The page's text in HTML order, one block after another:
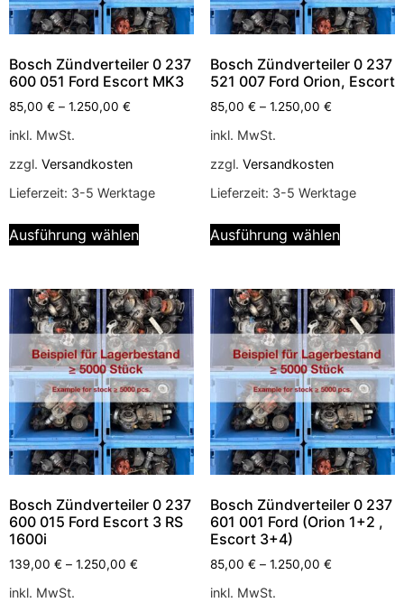
Bosch Zündverteiler 0 237
600 051 Ford Escort MK3
85,00 € – 1.250,00 €
inkl. MwSt.
zzgl. Versandkosten
Lieferzeit: 3-5 Werktage
Ausführung wählen
Bosch Zündverteiler 0 237
521 007 Ford Orion, Escort
85,00 € – 1.250,00 €
inkl. MwSt.
zzgl. Versandkosten
Lieferzeit: 3-5 Werktage
Ausführung wählen
Bosch Zündverteiler 0 237
600 015 Ford Escort 3 RS
1600i
139,00 € – 1.250,00 €
inkl. MwSt.
Bosch Zündverteiler 0 237
601 001 Ford (Orion 1+2 ,
Escort 3+4)
85,00 € – 1.250,00 €
inkl. MwSt.